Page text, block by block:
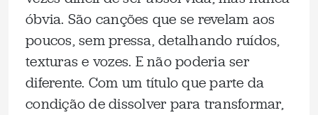
óbvia. São canções que se revelam aos
poucos, sem pressa, detalhando ruídos,
texturas e vozes. E não poderia ser
diferente. Com um título que parte da
condição de dissolver para transformar,